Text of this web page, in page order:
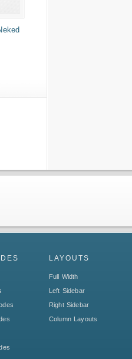
LAYOUTS
Full Width
Left Sidebar
Right Sidebar
Column Layouts